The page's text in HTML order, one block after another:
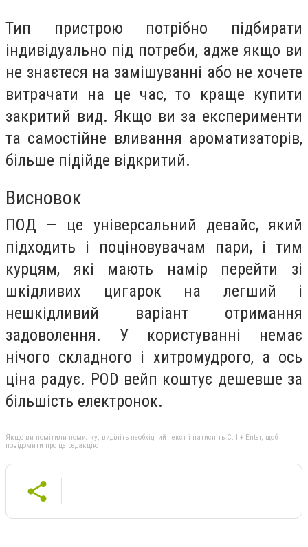
Тип пристрою потрібно підбирати
індивідуально під потреби, адже якщо ви
не знаєтеся на замішуванні або не хочете
витрачати на це час, то краще купити
закритий вид. Якщо ви за експерименти
та самостійне вливання ароматизаторів,
більше підійде відкритий.
Висновок
ПОД — це універсальний девайс, який
підходить і поціновувачам пари, і тим
курцям, які мають намір перейти зі
шкідливих цигарок на легший і
нешкідливий варіант отримання
задоволення. У користуванні немає
нічого складного і хитромудрого, а ось
ціна радує. POD вейп коштує дешевше за
більшість електронок.
Якщо ви помітили помилку, виділіть необхідний текст і натисніть Ctrl + Enter, щоб
повідомити про це редакцію